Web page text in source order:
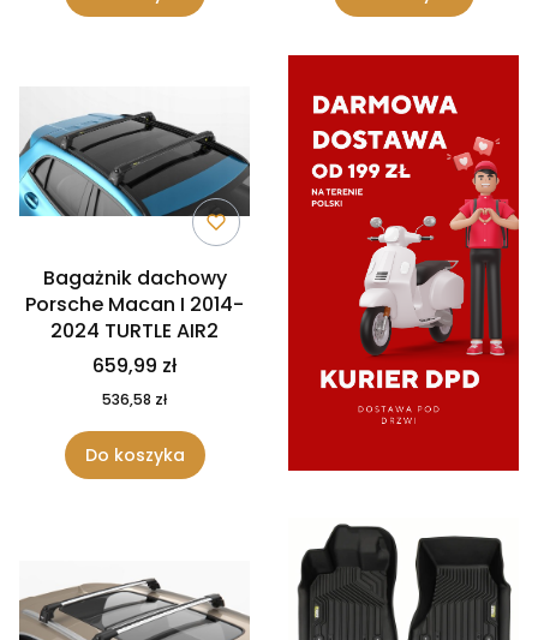
Bagażnik dachowy
Porsche Macan I 2014-
2024 TURTLE AIR2
659,99 zł
536,58 zł
Do koszyka